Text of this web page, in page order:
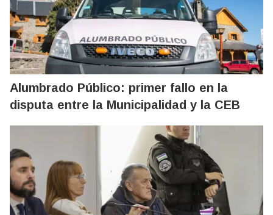
Alumbrado Público: primer fallo en la
disputa entre la Municipalidad y la CEB